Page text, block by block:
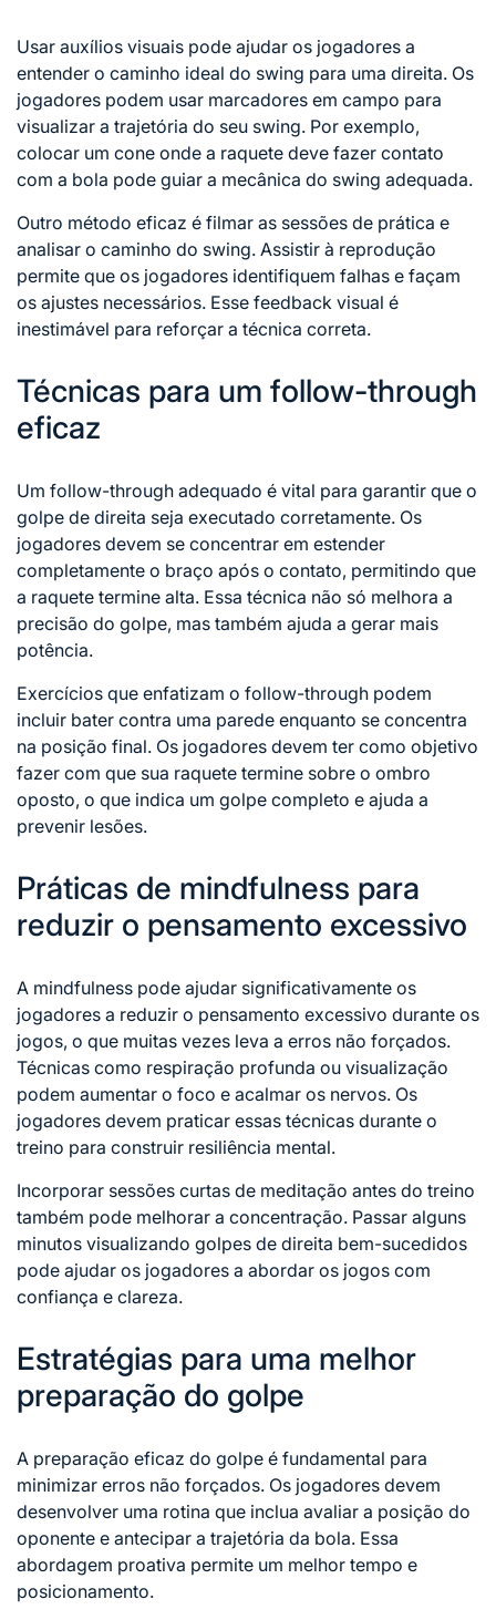
Usar auxílios visuais pode ajudar os jogadores a
entender o caminho ideal do swing para uma direita. Os
jogadores podem usar marcadores em campo para
visualizar a trajetória do seu swing. Por exemplo,
colocar um cone onde a raquete deve fazer contato
com a bola pode guiar a mecânica do swing adequada.
Outro método eficaz é filmar as sessões de prática e
analisar o caminho do swing. Assistir à reprodução
permite que os jogadores identifiquem falhas e façam
os ajustes necessários. Esse feedback visual é
inestimável para reforçar a técnica correta.
Técnicas para um follow-through
eficaz
Um follow-through adequado é vital para garantir que o
golpe de direita seja executado corretamente. Os
jogadores devem se concentrar em estender
completamente o braço após o contato, permitindo que
a raquete termine alta. Essa técnica não só melhora a
precisão do golpe, mas também ajuda a gerar mais
potência.
Exercícios que enfatizam o follow-through podem
incluir bater contra uma parede enquanto se concentra
na posição final. Os jogadores devem ter como objetivo
fazer com que sua raquete termine sobre o ombro
oposto, o que indica um golpe completo e ajuda a
prevenir lesões.
Práticas de mindfulness para
reduzir o pensamento excessivo
A mindfulness pode ajudar significativamente os
jogadores a reduzir o pensamento excessivo durante os
jogos, o que muitas vezes leva a erros não forçados.
Técnicas como respiração profunda ou visualização
podem aumentar o foco e acalmar os nervos. Os
jogadores devem praticar essas técnicas durante o
treino para construir resiliência mental.
Incorporar sessões curtas de meditação antes do treino
também pode melhorar a concentração. Passar alguns
minutos visualizando golpes de direita bem-sucedidos
pode ajudar os jogadores a abordar os jogos com
confiança e clareza.
Estratégias para uma melhor
preparação do golpe
A preparação eficaz do golpe é fundamental para
minimizar erros não forçados. Os jogadores devem
desenvolver uma rotina que inclua avaliar a posição do
oponente e antecipar a trajetória da bola. Essa
abordagem proativa permite um melhor tempo e
posicionamento.